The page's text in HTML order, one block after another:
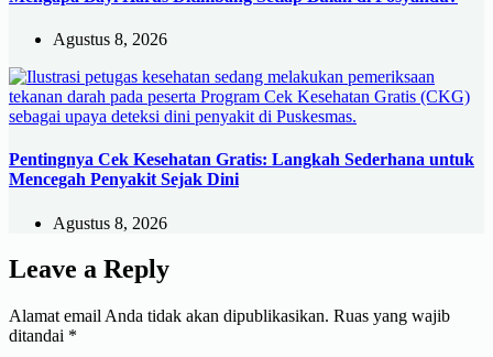
Agustus 8, 2026
Pentingnya Cek Kesehatan Gratis: Langkah Sederhana untuk
Mencegah Penyakit Sejak Dini
Agustus 8, 2026
Leave a Reply
Alamat email Anda tidak akan dipublikasikan. Ruas yang wajib
ditandai *